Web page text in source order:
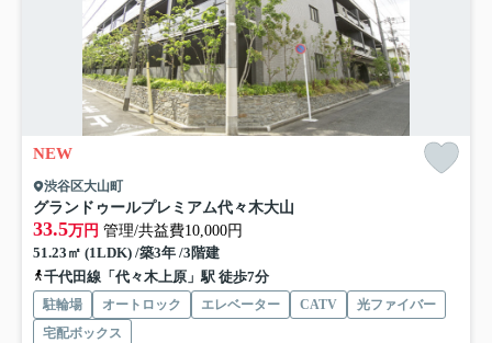
NEW
渋谷区大山町
グランドゥールプレミアム代々木大山
33.5万円 管理/共益費10,000円
51.23㎡ (1LDK) /築3年 /3階建
千代田線「代々木上原」駅 徒歩7分
駐輪場 オートロック エレベーター CATV
光ファイバー
宅配ボックス